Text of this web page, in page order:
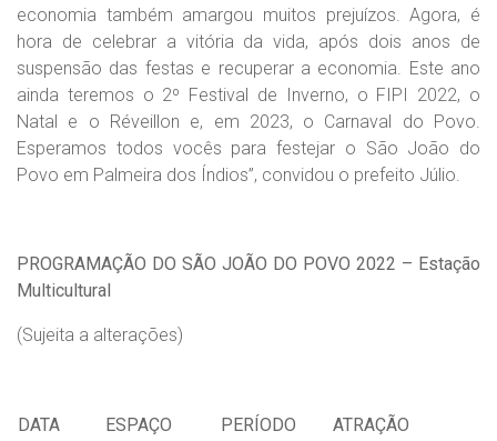
economia também amargou muitos prejuízos. Agora, é
hora de celebrar a vitória da vida, após dois anos de
suspensão das festas e recuperar a economia. Este ano
ainda teremos o 2º Festival de Inverno, o FIPI 2022, o
Natal e o Réveillon e, em 2023, o Carnaval do Povo.
Esperamos todos vocês para festejar o São João do
Povo em Palmeira dos Índios”, convidou o prefeito Júlio.
PROGRAMAÇÃO DO SÃO JOÃO DO POVO 2022 – Estação
Multicultural
(Sujeita a alterações)
DATA ESPAÇO PERÍODO
ATRAÇÃO